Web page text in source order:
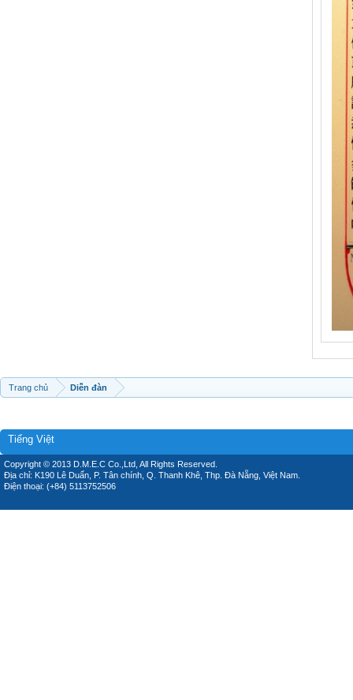
Trang chủ Diễn đàn
Tiếng Việt
Copyright © 2013 D.M.E.C Co.,Ltd, All Rights Reserved.
Địa chỉ: K190 Lê Duẩn, P. Tân chính, Q. Thanh Khê, Thp. Đà Nẵng, Việt Nam.
Điện thoại: (+84) 5113752506